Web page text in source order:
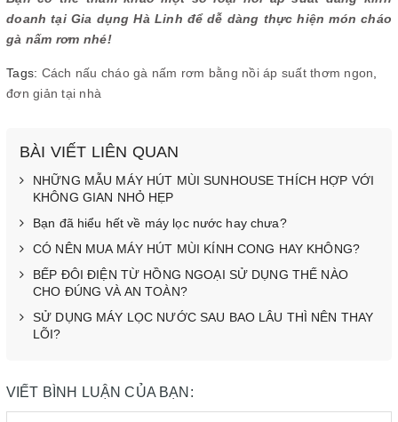
doanh tại Gia dụng Hà Linh để dễ dàng thực hiện món cháo
gà nấm rơm nhé!
Tags: Cách nấu cháo gà nấm rơm bằng nồi áp suất thơm ngon,
đơn giản tại nhà
BÀI VIẾT LIÊN QUAN
NHỮNG MẪU MÁY HÚT MÙI SUNHOUSE THÍCH HỢP VỚI
KHÔNG GIAN NHỎ HẸP
Bạn đã hiểu hết về máy lọc nước hay chưa?
CÓ NÊN MUA MÁY HÚT MÙI KÍNH CONG HAY KHÔNG?
BẾP ĐÔI ĐIỆN TỪ HỒNG NGOẠI SỬ DỤNG THẾ NÀO
CHO ĐÚNG VÀ AN TOÀN?
SỬ DỤNG MÁY LỌC NƯỚC SAU BAO LÂU THÌ NÊN THAY
LÕI?
VIẾT BÌNH LUẬN CỦA BẠN: